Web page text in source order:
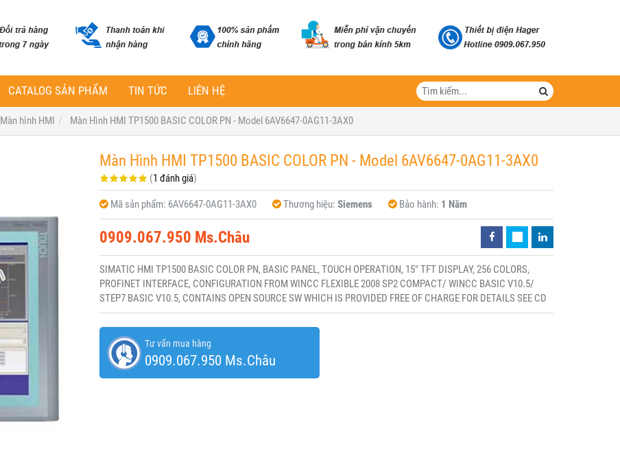
CATALOG SẢN PHẨM TIN TỨC LIÊN HỆ
Màn hình HMI Màn Hình HMI TP1500 BASIC COLOR PN - Model 6AV6647-0AG11-3AX0
Màn Hình HMI TP1500 BASIC COLOR PN - Model 6AV6647-0AG11-3AX0
(1 đánh giá)
Mã sản phẩm: 6AV6647-0AG11-3AX0 Thương hiệu: Siemens Bảo hành: 1 Năm
0909.067.950 Ms.Châu
SIMATIC HMI TP1500 BASIC COLOR PN, BASIC PANEL, TOUCH OPERATION, 15" TFT DISPLAY, 256 COLORS,
PROFINET INTERFACE, CONFIGURATION FROM WINCC FLEXIBLE 2008 SP2 COMPACT/ WINCC BASIC V10.5/
STEP7 BASIC V10.5, CONTAINS OPEN SOURCE SW WHICH IS PROVIDED FREE OF CHARGE FOR DETAILS SEE CD
Tư vấn mua hàng
0909.067.950 Ms.Châu